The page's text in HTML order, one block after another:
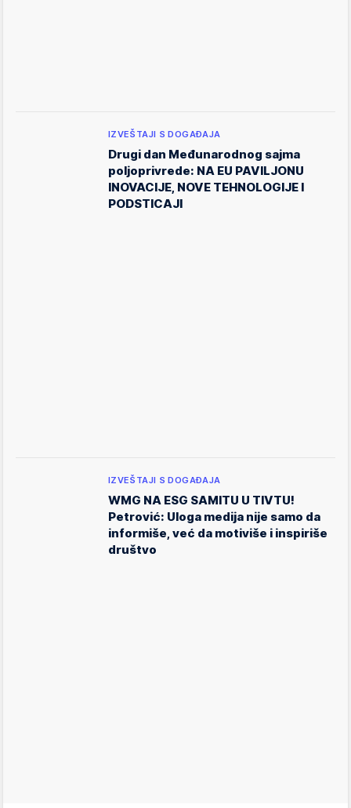
IZVEŠTAJI S DOGAĐAJA
Drugi dan Međunarodnog sajma
poljoprivrede: NA EU PAVILJONU
INOVACIJE, NOVE TEHNOLOGIJE I
PODSTICAJI
IZVEŠTAJI S DOGAĐAJA
WMG NA ESG SAMITU U TIVTU!
Petrović: Uloga medija nije samo da
informiše, već da motiviše i inspiriše
društvo